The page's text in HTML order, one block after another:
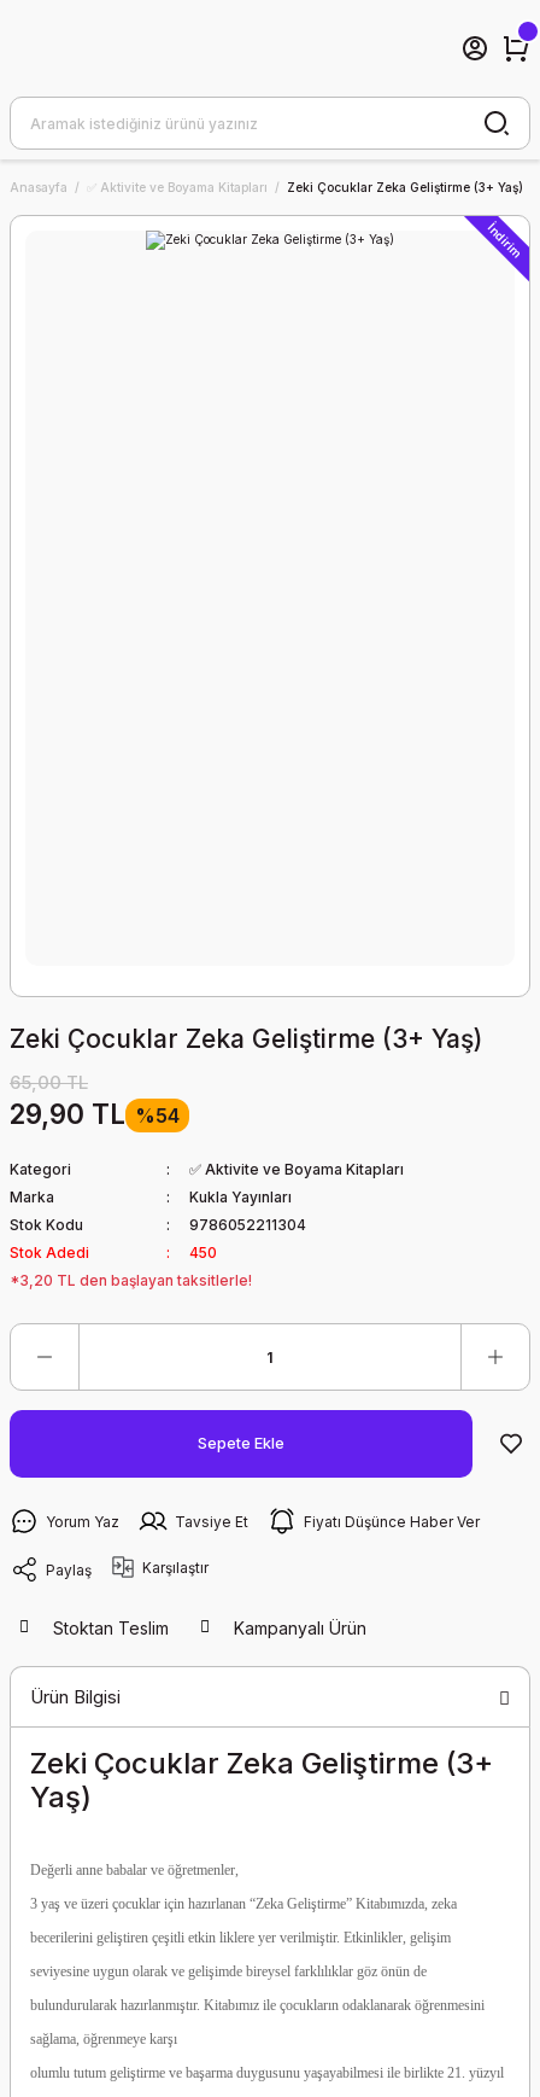
Anasayfa ✅ Aktivite ve Boyama Kitapları Zeki Çocuklar Zeka Geliştirme (3+ Yaş)
İndirim
Zeki Çocuklar Zeka Geliştirme (3+ Yaş)
65,00 TL
29,90 TL %54
Kategori
✅ Aktivite ve Boyama Kitapları
Marka
Kukla Yayınları
Stok Kodu
9786052211304
Stok Adedi
450
*3,20 TL den başlayan taksitlerle!
Sepete Ekle
Yorum Yaz Tavsiye Et Fiyatı Düşünce Haber Ver
Paylaş Karşılaştır
Stoktan Teslim Kampanyalı Ürün
Ürün Bilgisi
Zeki Çocuklar Zeka Geliştirme (3+
Yaş)
Değerli anne babalar ve öğretmenler,
3 yaş ve üzeri çocuklar için hazırlanan “Zeka Geliştirme” Kitabımızda, zeka
becerilerini geliştiren çeşitli etkin liklere yer verilmiştir. Etkinlikler, gelişim
seviyesine uygun olarak ve gelişimde bireysel farklılıklar göz önün de
bulundurularak hazırlanmıştır. Kitabımız ile çocukların odaklanarak öğrenmesini
sağlama, öğrenmeye karşı
olumlu tutum geliştirme ve başarma duygusunu yaşayabilmesi ile birlikte 21. yüzyıl